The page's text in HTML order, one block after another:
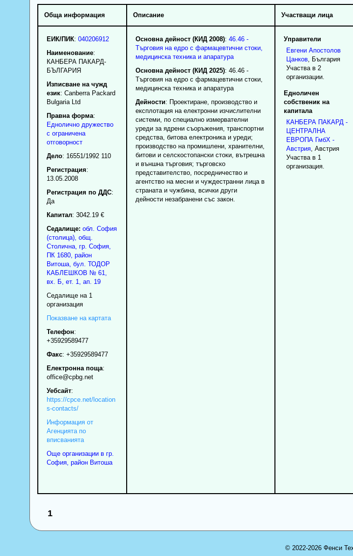
Обща информация Описание Участващи лица
ЕИК/ПИК: 040206912
Наименование:
КАНБЕРА ПАКАРД-
БЪЛГАРИЯ
Изписване на чужд
език: Canberra Packard
Bulgaria Ltd
Правна форма:
Еднолично дружество
с ограничена
отговорност
Дело: 16551/1992 110
Регистрация:
13.05.2008
Регистрация по ДДС:
Да
Капитал: 3042.19 €
Седалище: обл. София
(столица), общ.
Столична, гр. София,
ПК 1680, район
Витоша, бул. ТОДОР
КАБЛЕШКОВ № 61,
вх. Б, ет. 1, ап. 19
Седалище на 1
организация
Показване на картата
Телефон:
+35929589477
Факс: +35929589477
Електронна поща:
office@cpbg.net
Уебсайт:
https://cpce.net/location
s-contacts/
Информация от
Агенцията по
вписванията
Още организации в гр.
София, район Витоша
Основна дейност (КИД 2008): 46.46 -
Търговия на едро с фармацевтични стоки,
медицинска техника и апаратура
Основна дейност (КИД 2025): 46.46 -
Търговия на едро с фармацевтични стоки,
медицинска техника и апаратура
Дейности: Проектиране, производство и
експлотация на електронни изчислителни
системи, по специално измервателни
уреди за ядрени съоръжения, транспортни
средства, битова електроника и уреди;
производство на промишлени, хранителни,
битови и селскостопански стоки, вътрешна
и външна търговия; търговско
представителство, посредничество и
агентство на месни и чуждестранни лица в
страната и чужбина, всички други
дейности незабранени със закон.
Управители
Евгени Апостолов
Цанков, България
Участва в 2
организации.
Едноличен
собственик на
капитала
КАНБЕРА ПАКАРД -
ЦЕНТРАЛНА
ЕВРОПА ГмбХ -
Австрия, Австрия
Участва в 1
организация.
1
© 2022-2026 Фенси